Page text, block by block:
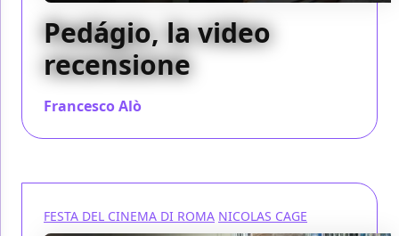
Pedágio, la video
recensione
Francesco Alò
FESTA DEL CINEMA DI ROMA NICOLAS CAGE